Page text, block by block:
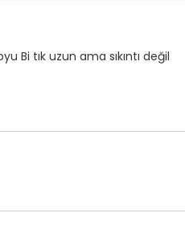
Bi tık uzun ama sıkıntı değil